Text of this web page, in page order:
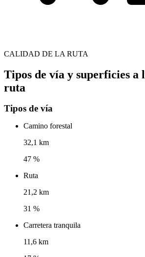
CALIDAD DE LA RUTA
Tipos de vía y superficies a
ruta
Tipos de vía
Camino forestal
32,1 km
47 %
Ruta
21,2 km
31 %
Carretera tranquila
11,6 km